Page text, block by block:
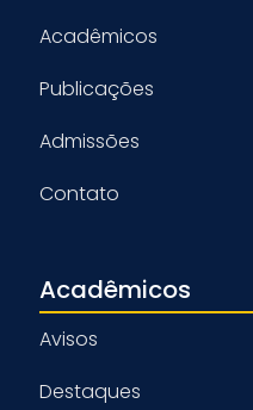
Acadêmicos
Publicações
Admissões
Contato
Acadêmicos
Avisos
Destaques